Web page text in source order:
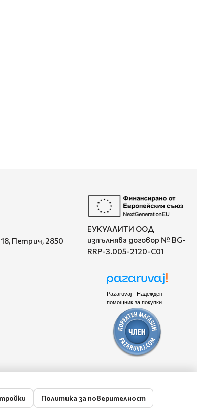
Петрич, 2850
ЕУКУАЛИТИ ООД
изпълнява договор № BG-
RRP-3.005-2120-C01
Pazaruvaj - Надежден
помощник за покупки
Политика за поверителност